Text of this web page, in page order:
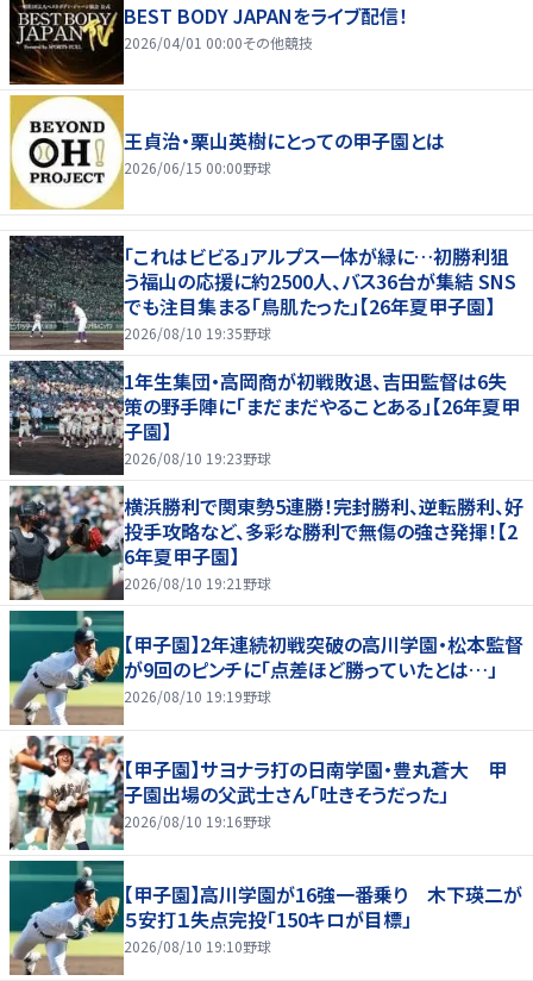
BEST BODY JAPANをライブ配信！
2026/04/01 00:00その他競技
王貞治・栗山英樹にとっての甲子園とは
2026/06/15 00:00野球
「これはビビる」アルプス一体が緑に…初勝利狙
う福山の応援に約2500人、バス36台が集結 SNS
でも注目集まる「鳥肌たった」【26年夏甲子園】
2026/08/10 19:35野球
1年生集団・高岡商が初戦敗退、吉田監督は6失
策の野手陣に｢まだまだやることある」【26年夏甲
子園】
2026/08/10 19:23野球
横浜勝利で関東勢5連勝！完封勝利、逆転勝利、好
投手攻略など、多彩な勝利で無傷の強さ発揮！【2
6年夏甲子園】
2026/08/10 19:21 野球
【甲子園】2年連続初戦突破の高川学園・松本監督
が9回のピンチに「点差ほど勝っていたとは…」
2026/08/10 19:19野球
【甲子園】サヨナラ打の日南学園・豊丸蒼大 甲
子園出場の父武士さん「吐きそうだった」
2026/08/10 19:16野球
【甲子園】高川学園が16強一番乗り 木下瑛二が
５安打１失点完投「150キロが目標」
2026/08/10 19:10野球